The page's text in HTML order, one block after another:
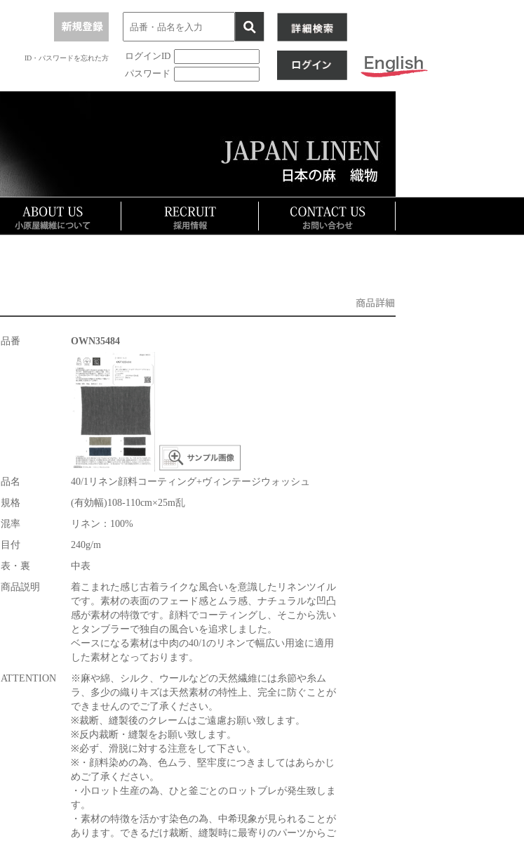
ID・パスワードを忘れた方
ログインID
パスワード
品番 OWN35484
品名
40/1リネン顔料コーティング+ヴィンテージウォッシュ
規格
(有効幅)108-110cm×25m乱
混率
リネン：100%
目付
240g/m
表・裏
中表
商品説明
着こまれた感じ古着ライクな風合いを意識したリネンツイル
です。素材の表面のフェード感とムラ感、ナチュラルな凹凸
感が素材の特徴です。顔料でコーティングし、そこから洗い
とタンブラーで独自の風合いを追求しました。
ベースになる素材は中肉の40/1のリネンで幅広い用途に適用
した素材となっております。
ATTENTION
※麻や綿、シルク、ウールなどの天然繊維には糸節や糸ム
ラ、多少の織りキズは天然素材の特性上、完全に防ぐことが
できませんのでご了承ください。
※裁断、縫製後のクレームはご遠慮お願い致します。
※反内裁断・縫製をお願い致します。
※必ず、滑脱に対する注意をして下さい。
※・顔料染めの為、色ムラ、堅牢度につきましてはあらかじ
めご了承ください。
・小ロット生産の為、ひと釜ごとのロットブレが発生致しま
す。
・素材の特徴を活かす染色の為、中希現象が見られることが
あります。できるだけ裁断、縫製時に最寄りのパーツからご